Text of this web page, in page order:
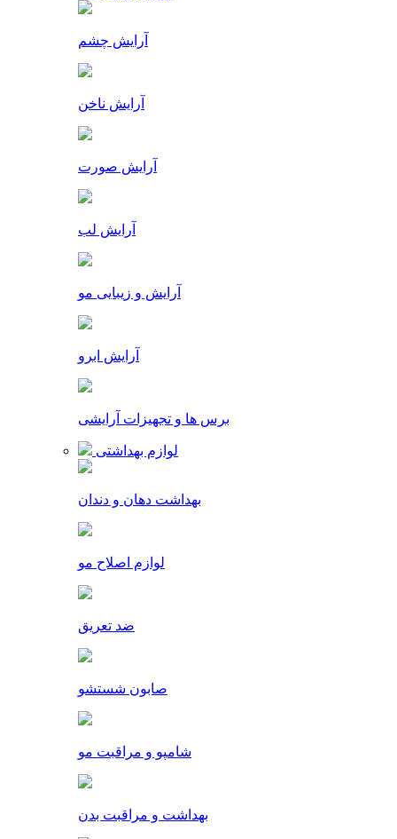
آرایش چشم
آرایش ناخن
آرایش صورت
آرایش لب
آرایش و زیبایی مو
آرایش ابرو
برس ها و تجهیزات آرایشی
لوازم بهداشتی
بهداشت دهان و دندان
لوازم اصلاح مو
ضد تعریق
صابون شستشو
شامپو و مراقبت مو
بهداشت و مراقبت بدن